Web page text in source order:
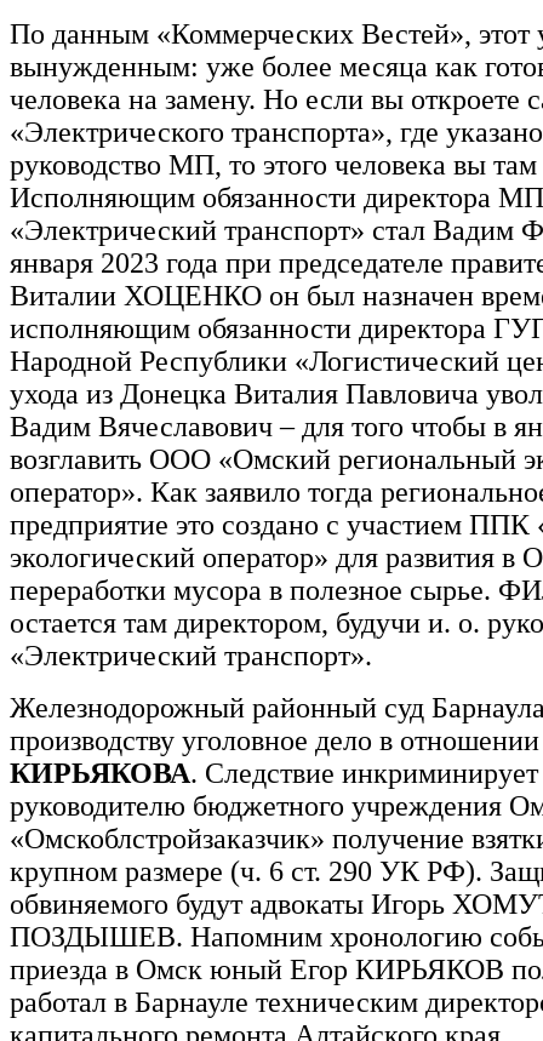
По данным «Коммерческих Вестей», этот
вынужденным: уже более месяца как
человека на замену. Но если вы откроете
«Электрического транспорта», где
руководство МП, то этого человека вы
Исполняющим обязанности директора МП
«Электрический транспорт» стал
января 2023 года при председателе
Виталии ХОЦЕНКО он был назначен
исполняющим обязанности директора
Народной Республики «Логистический
ухода из Донецка Виталия Павловича
Вадим Вячеславович – для того чтобы в
возглавить ООО «Омский региональный
оператор». Как заявило тогда
предприятие это создано с участием ППК
экологический оператор» для развития в
переработки мусора в полезное сырье.
остается там директором, будучи и. о.
«Электрический транспорт».
Железнодорожный районный суд
производству уголовное дело в
КИРЬЯКОВА. Следствие
руководителю бюджетного учреждения
«Омскоблстройзаказчик» получение
крупном размере (ч. 6 ст. 290 УК РФ).
обвиняемого будут адвокаты Игорь
ПОЗДЫШЕВ. Напомним хронологию
приезда в Омск юный Егор КИРЬЯКОВ
работал в Барнауле техническим